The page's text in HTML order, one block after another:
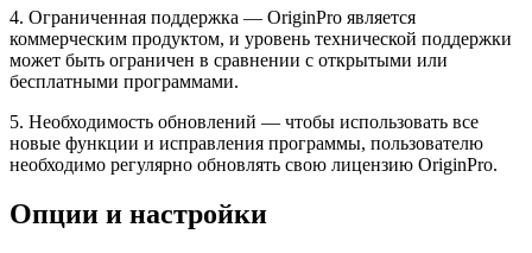
4. Ограниченная поддержка — OriginPro является
коммерческим продуктом, и уровень технической поддержки
может быть ограничен в сравнении с открытыми или
бесплатными программами.
5. Необходимость обновлений — чтобы использовать все
новые функции и исправления программы, пользователю
необходимо регулярно обновлять свою лицензию OriginPro.
Опции и настройки